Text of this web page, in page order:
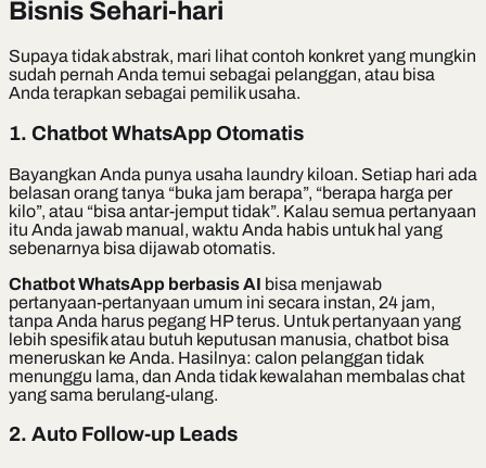
Bisnis Sehari-hari
Supaya tidak abstrak, mari lihat contoh konkret yang mungkin
sudah pernah Anda temui sebagai pelanggan, atau bisa
Anda terapkan sebagai pemilik usaha.
1. Chatbot WhatsApp Otomatis
Bayangkan Anda punya usaha laundry kiloan. Setiap hari ada
belasan orang tanya “buka jam berapa”, “berapa harga per
kilo”, atau “bisa antar-jemput tidak”. Kalau semua pertanyaan
itu Anda jawab manual, waktu Anda habis untuk hal yang
sebenarnya bisa dijawab otomatis.
Chatbot WhatsApp berbasis AI bisa menjawab
pertanyaan-pertanyaan umum ini secara instan, 24 jam,
tanpa Anda harus pegang HP terus. Untuk pertanyaan yang
lebih spesifik atau butuh keputusan manusia, chatbot bisa
meneruskan ke Anda. Hasilnya: calon pelanggan tidak
menunggu lama, dan Anda tidak kewalahan membalas chat
yang sama berulang-ulang.
2. Auto Follow-up Leads